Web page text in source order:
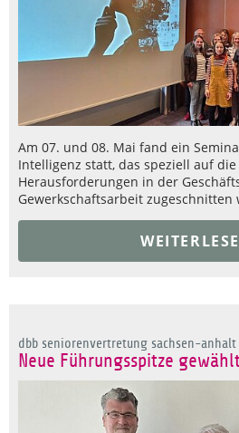
Am 07. und 08. Mai fand ein
Intelligenz statt, das speziell auf
Herausforderungen in der
Gewerkschaftsarbeit zugeschnitten
dbb seniorenvertretung sachsen-anhalt
Neue Führungsspitze